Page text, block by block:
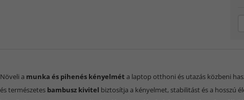
Növeli a munka és pihenés kényelmét a laptop otthoni és utazás közbeni
és természetes bambusz kivitel biztosítja a kényelmet, stabilitást és a hosszú